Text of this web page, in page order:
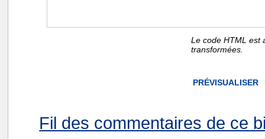
Le code HTML est
transformées.
Fil des commentaires de ce